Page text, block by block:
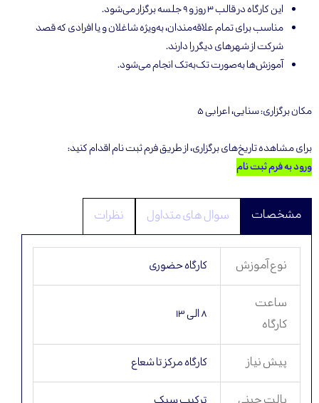
این کارگاه در قالب ۳ روز و ۹ جلسه برگزار می‌شود.
مناسب برای تمام علاقه‌مندان، به‌ویژه شاغلان و یا افرادی که قصد
شرکت از شهرهای دیگر را دارند.
آموزش‌ها به‌صورت تک‌به‌تک انجام می‌شود.
مکان برگزاری: سنایی، اعرابی ۵
برای مشاهده تاریخ‌های برگزاری، از طریق فرم ثبت نام اقدام کنید:
ورود به فرم ثبت نام
سوال ‌های متداول نظرات
نوع آموزش کارگاه حضوری
ساعت
کارگاه
۸ الی ۱۳
پیش نیاز کارگاه مرکز تا شعاع